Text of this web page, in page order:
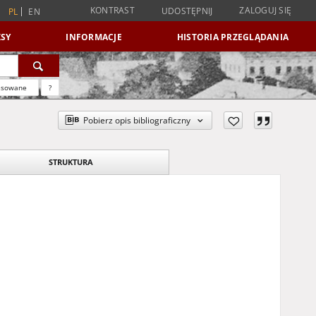
PL EN KONTRAST UDOSTĘPNIJ ZALOGUJ SIĘ
INFORMACJE HISTORIA PRZEGLĄDANIA
?
Pobierz opis bibliograficzny
STRUKTURA